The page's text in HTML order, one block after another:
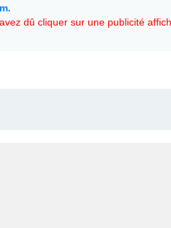
dû cliquer sur une publicité